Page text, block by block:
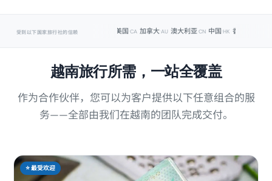
受到以下国家旅行社的信赖 加拿大·AU 澳大利亚·CN 中国·HK 香港· TW 台湾
越南旅行所需，一站全覆盖
作为合作伙伴，您可以为客户提供以下任意组合的服
务——全部由我们在越南的团队完成交付。
⭐ 最受欢迎